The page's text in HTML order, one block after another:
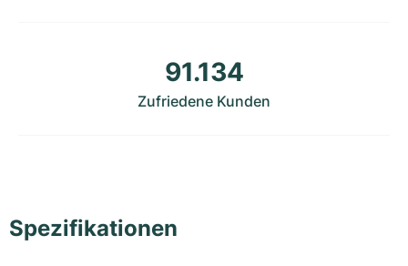
91.134
Zufriedene Kunden
Spezifikationen